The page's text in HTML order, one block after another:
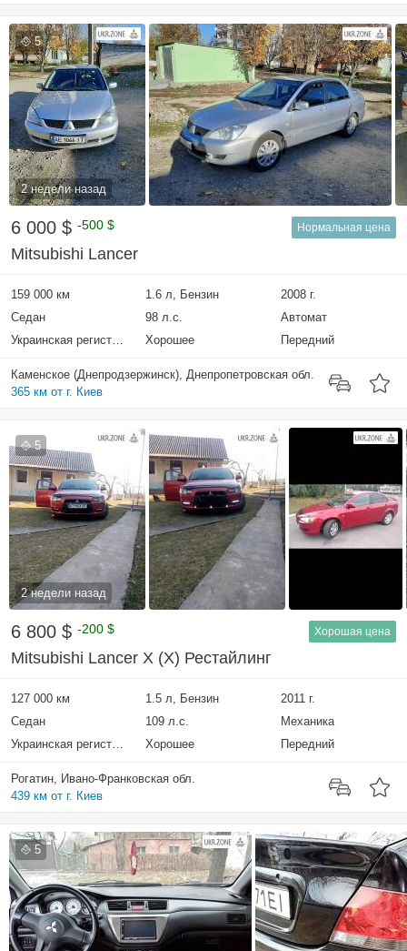
5
2 недели назад
6 000 $ -500 $ Нормальная цена
Mitsubishi Lancer
159 000 км 1.6 л, Бензин
2008 г.
Седан
98 л.с.
Автомат
Украинская регистрация
Хорошее Передний
Каменское (Днепродзержинск), Днепропетровская обл.
365 км от г. Киев
5
2 недели назад
6 800 $ -200 $ Хорошая цена
Mitsubishi Lancer X (X) Рестайлинг
127 000 км 1.5 л, Бензин
2011 г.
Седан
109 л.с.
Механика
Украинская регистрация
Хорошее Передний
Рогатин, Ивано-Франковская обл.
439 км от г. Киев
5